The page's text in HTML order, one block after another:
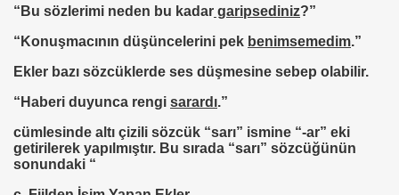
“Bu sözlerimi neden bu kadar garipsediniz?”
“Konuşmacının düşüncelerini pek benimsemedim.”
Ekler bazı sözcüklerde ses düşmesine sebep olabilir.
“Haberi duyunca rengi sarardı.”
cümlesinde altı çizili sözcük “sarı” ismine “-ar” eki
getirilerek yapılmıştır. Bu sırada “sarı” sözcüğünün
sonundaki “